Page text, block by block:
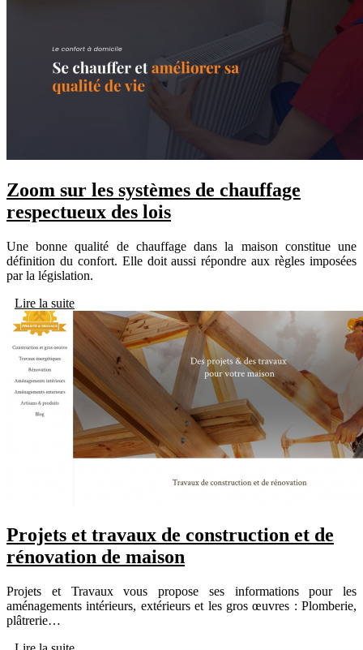
Zoom sur les systèmes de chauffage
respectueux des lois
Une bonne qualité de chauffage dans la maison constitue une
définition du confort. Elle doit aussi répondre aux règles imposées
par la législation.
Lire la suite
Projets et travaux de construction et de
rénovation de maison
Projets et Travaux vous propose ses informations pour les
aménagements intérieurs, extérieurs et les gros œuvres : Plomberie,
plâtrerie…